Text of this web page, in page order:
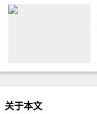
关于本文